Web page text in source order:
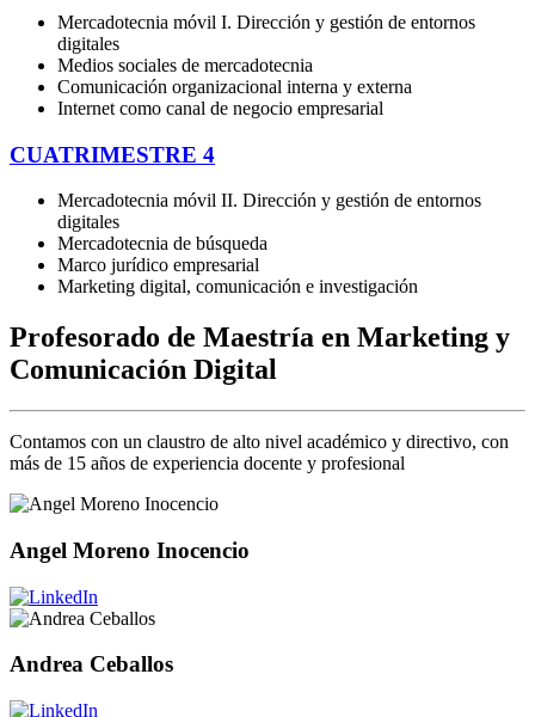
Mercadotecnia móvil I. Dirección y gestión de entornos
digitales
Medios sociales de mercadotecnia
Comunicación organizacional interna y externa
Internet como canal de negocio empresarial
CUATRIMESTRE 4
Mercadotecnia móvil II. Dirección y gestión de entornos
digitales
Mercadotecnia de búsqueda
Marco jurídico empresarial
Marketing digital, comunicación e investigación
Profesorado de Maestría en Marketing y
Comunicación Digital
Contamos con un claustro de alto nivel académico y directivo, con
más de 15 años de experiencia docente y profesional
Angel Moreno Inocencio
Andrea Ceballos